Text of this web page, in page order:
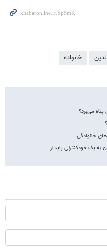
خانواده
می‌برد؟
خانوادگی
به یک خودکنترلی پایدار